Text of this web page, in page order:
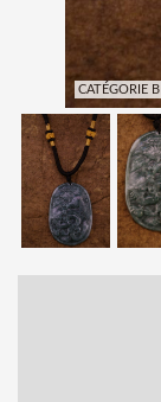
CATÉGORIE B